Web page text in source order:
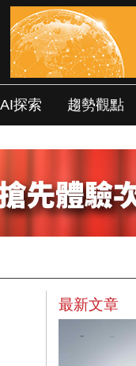
AI探索 趨勢觀點
最新文章